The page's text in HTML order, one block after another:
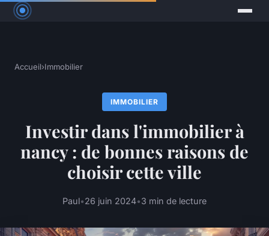
Accueil›Immobilier
IMMOBILIER
Investir dans l'immobilier à
nancy : de bonnes raisons de
choisir cette ville
Paul•26 juin 2024•3 min de lecture